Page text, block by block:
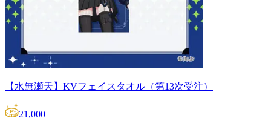
【水無瀬天】KVフェイスタオル（第13次受注）
21,000